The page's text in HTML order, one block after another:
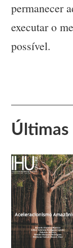
permanecer
executar o
possível.
Últimas